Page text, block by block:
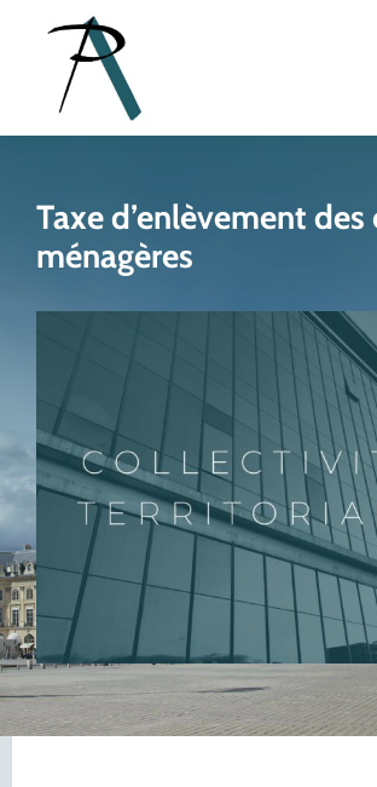
contenu
Équipe
Domaines d’intervention
Contact
Taxe d’enlèvement
ménagères